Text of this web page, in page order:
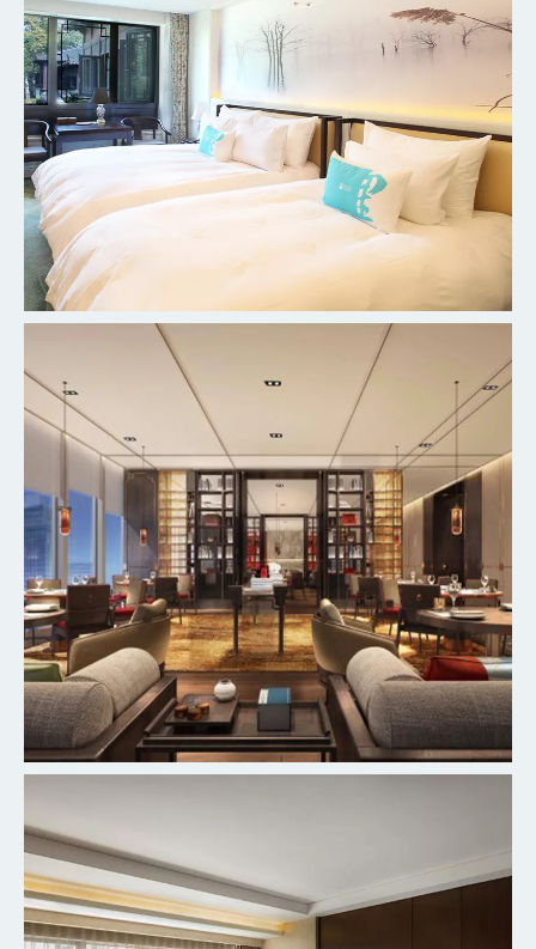
杭州柳莺里宾馆客房
探索更多
探索更多